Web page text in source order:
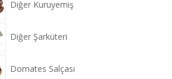
Diğer Kuruyemiş
Diğer Şarküteri
Domates Salçası